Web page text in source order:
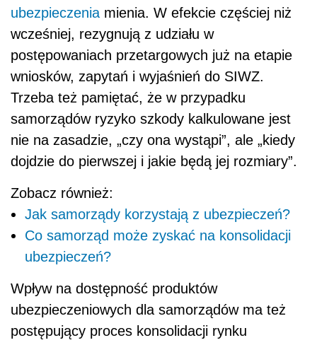
ubezpieczenia mienia. W efekcie częściej niż
wcześniej, rezygnują z udziału w
postępowaniach przetargowych już na etapie
wniosków, zapytań i wyjaśnień do SIWZ.
Trzeba też pamiętać, że w przypadku
samorządów ryzyko szkody kalkulowane jest
nie na zasadzie, „czy ona wystąpi”, ale „kiedy
dojdzie do pierwszej i jakie będą jej rozmiary”.
Zobacz również:
Jak samorządy korzystają z ubezpieczeń?
Co samorząd może zyskać na konsolidacji
ubezpieczeń?
Wpływ na dostępność produktów
ubezpieczeniowych dla samorządów ma też
postępujący proces konsolidacji rynku